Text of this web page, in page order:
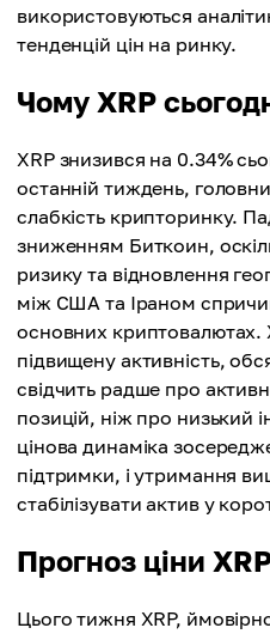
використовуються
тенденцій цін на ринку.
Чому XRP
XRP знизився на 0.34%
останній тиждень,
слабкість крипторинку.
зниженням Биткоин,
ризику та відновлення
між США та Іраном
основних криптовалютах.
підвищену активність,
свідчить радше про
позицій, ніж про низький
цінова динаміка
підтримки, і утримання
стабілізувати актив у
Прогноз ціни
Цього тижня XRP,